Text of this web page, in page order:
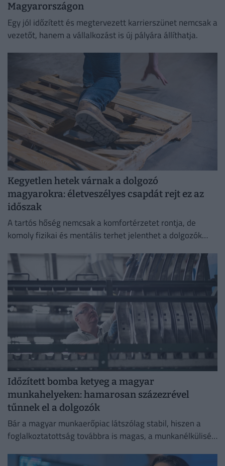
Magyarországon
Egy jól időzített és megtervezett karrierszünet nemcsak a
vezetőt, hanem a vállalkozást is új pályára állíthatja.
Kegyetlen hetek várnak a dolgozó
magyarokra: életveszélyes csapdát rejt ez az
időszak
A tartós hőség nemcsak a komfortérzetet rontja, de
komoly fizikai és mentális terhet jelenthet a dolgozók
Időzített bomba ketyeg a magyar
munkahelyeken: hamarosan százezrével
tűnnek el a dolgozók
Bár a magyar munkaerőpiac látszólag stabil, hiszen a
foglalkoztatottság továbbra is magas, a munkanélküliség